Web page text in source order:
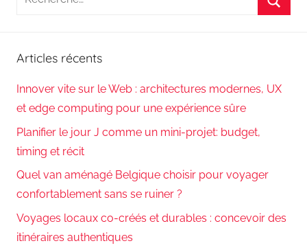
Articles récents
Innover vite sur le Web : architectures modernes, UX
et edge computing pour une expérience sûre
Planifier le jour J comme un mini-projet: budget,
timing et récit
Quel van aménagé Belgique choisir pour voyager
confortablement sans se ruiner ?
Voyages locaux co-créés et durables : concevoir des
itinéraires authentiques